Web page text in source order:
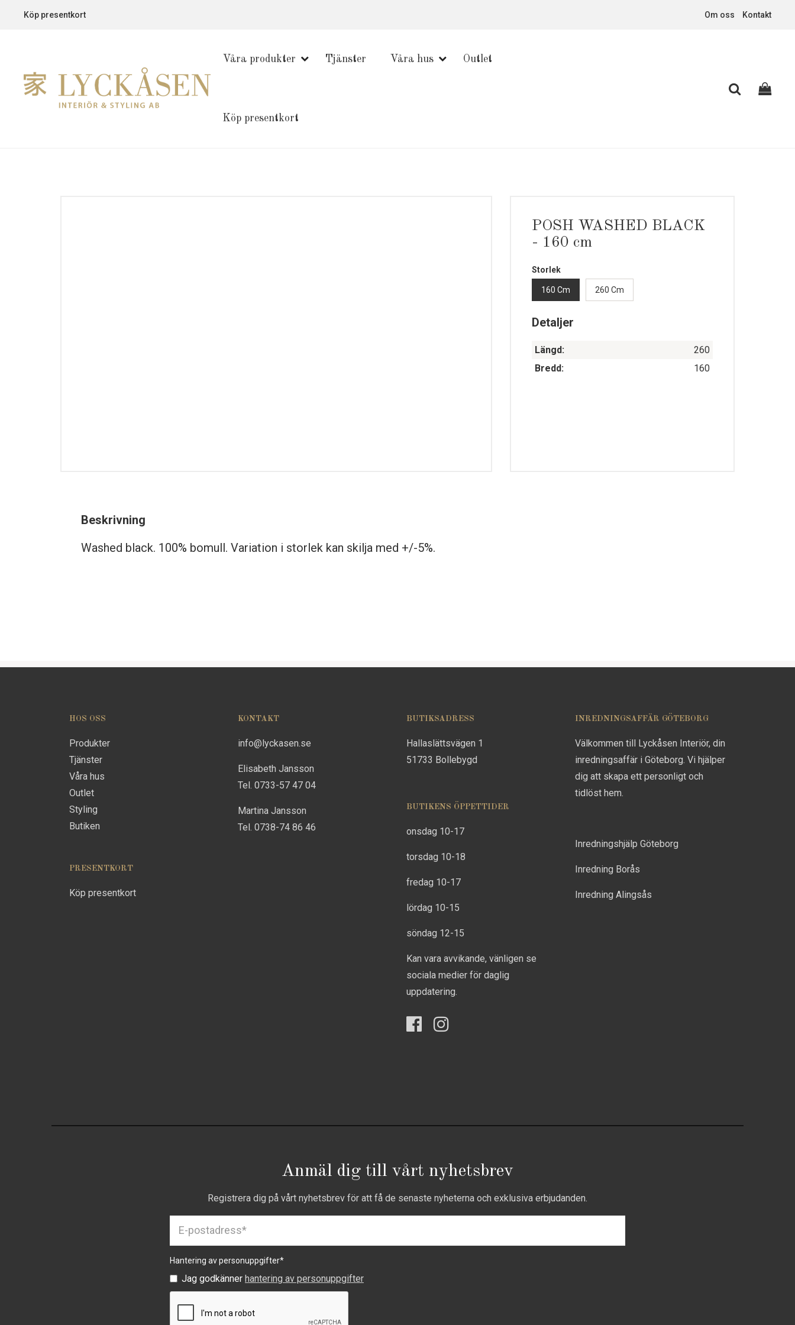
Köp presentkort Om oss Kontakt
Våra produkter Tjänster Våra hus Outlet
Köp presentkort
POSH WASHED BLACK
- 160 cm
Storlek
160 Cm 260 Cm
Detaljer
Längd:
260
Bredd:
160
Beskrivning
Washed black. 100% bomull. Variation i storlek kan skilja med +/-5%.
HOS OSS
Produkter
Tjänster
Våra hus
Outlet
Styling
Butiken
PRESENTKORT
Köp presentkort
KONTAKT
info@lyckasen.se
Elisabeth Jansson
Tel. 0733-57 47 04
Martina Jansson
Tel. 0738-74 86 46
BUTIKSADRESS
Hallaslättsvägen 1
51733 Bollebygd
BUTIKENS ÖPPETTIDER
onsdag 10-17
torsdag 10-18
fredag 10-17
lördag 10-15
söndag 12-15
Kan vara avvikande, vänligen se
sociala medier för daglig
uppdatering.
INREDNINGSAFFÄR GÖTEBORG
Välkommen till Lyckåsen Interiör, din
inredningsaffär i Göteborg. Vi hjälper
dig att skapa ett personligt och
tidlöst hem.
Inredningshjälp Göteborg
Inredning Borås
Inredning Alingsås
Anmäl dig till vårt nyhetsbrev
Registrera dig på vårt nyhetsbrev för att få de senaste nyheterna och exklusiva erbjudanden.
Hantering av personuppgifter*
Jag godkänner hantering av personuppgifter